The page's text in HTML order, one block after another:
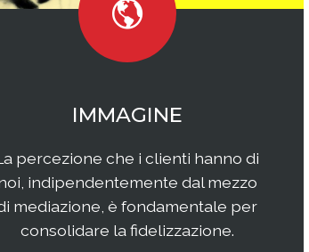
WEB MARKETING
Il web continua ad essere una
frontiera non facilmente
raggiungibile perchè considerata
semplice ed immediata. Avere